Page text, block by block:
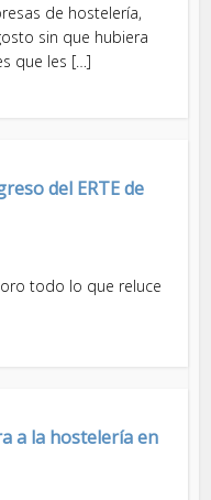
de hostelería,
sin que hubiera
que les […]
del ERTE de
todo lo que reluce
a la hostelería en